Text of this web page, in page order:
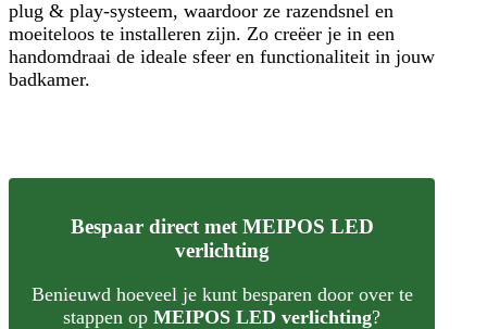
plug & play-systeem, waardoor ze razendsnel en
moeiteloos te installeren zijn. Zo creëer je in een
handomdraai de ideale sfeer en functionaliteit in jouw
badkamer.
Bespaar direct met MEIPOS LED
verlichting
Benieuwd hoeveel je kunt besparen door over te
stappen op MEIPOS LED verlichting?